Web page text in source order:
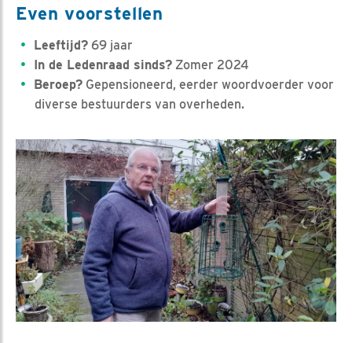
Even voorstellen
Leeftijd? 69 jaar
In de Ledenraad sinds? Zomer 2024
Beroep? Gepensioneerd, eerder woordvoerder voor
diverse bestuurders van overheden.